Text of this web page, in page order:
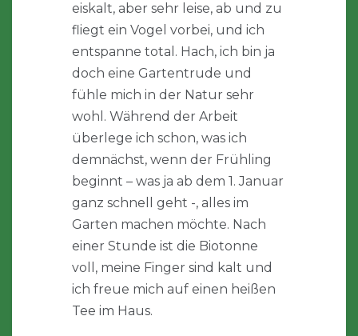
eiskalt, aber sehr leise, ab und zu
fliegt ein Vogel vorbei, und ich
entspanne total. Hach, ich bin ja
doch eine Gartentrude und
fühle mich in der Natur sehr
wohl. Während der Arbeit
überlege ich schon, was ich
demnächst, wenn der Frühling
beginnt – was ja ab dem 1. Januar
ganz schnell geht -, alles im
Garten machen möchte. Nach
einer Stunde ist die Biotonne
voll, meine Finger sind kalt und
ich freue mich auf einen heißen
Tee im Haus.